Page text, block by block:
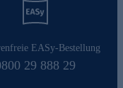
EASy-Bestellung
29 888 29